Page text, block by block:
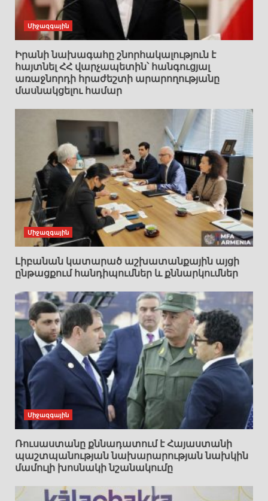
Միջազգային
Իրանի նախագահը շնորհակալություն է
հայտնել ՀՀ վարչապետին՝ հանգուցյալ
առաջնորդի հրաժեշտի արարողությանը
մասնակցելու համար
Միջազգային
Լիբանան կատարած աշխատանքային այցի
ընթացքում հանդիպումներ և քննարկումներ
Միջազգային
Ռուսաստանը քննադատում է Հայաստանի
պաշտպանության նախարարության նախկին
մամուլի խոսնակի նշանակումը